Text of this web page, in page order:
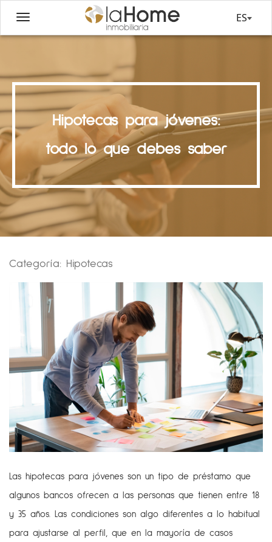
ES
Hipotecas para jóvenes:
todo lo que debes saber
Categoría: Hipotecas
Las hipotecas para jóvenes son un tipo de préstamo que
algunos bancos ofrecen a las personas que tienen entre 18
y 35 años. Las condiciones son algo diferentes a lo habitual
para ajustarse al perfil, que en la mayoría de casos